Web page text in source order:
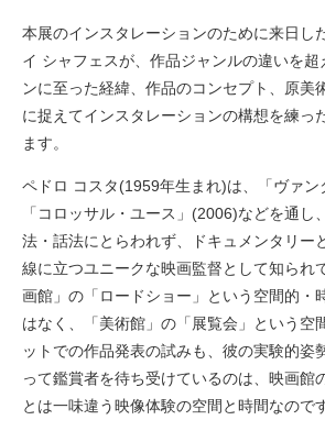
本展のインスタレーションのために来日し
イ シャフェスが、作品ジャンルの違いを超
ンに至った経緯、作品のコンセプト、原美
に捉えてインスタレーションの構想を練っ
ます。
ペドロ コスタ(1959年生まれ)は、「ヴァ
「コロッサル・ユース」(2006)などを通し
法・話法にとらわれず、ドキュメンタリー
線に立つユニークな映画監督として知られ
画館」の「ロードショー」という空間的・
はなく、「美術館」の「展覧会」という空
ットでの作品発表の試みも、彼の実験的姿
って鑑賞者を待ち受けているのは、映画館
とは一味違う映像体験の空間と時間なので